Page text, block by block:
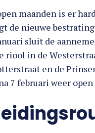
maanden is er
de nieuwe
sluit de
riool in de
en de
7 februari weer open